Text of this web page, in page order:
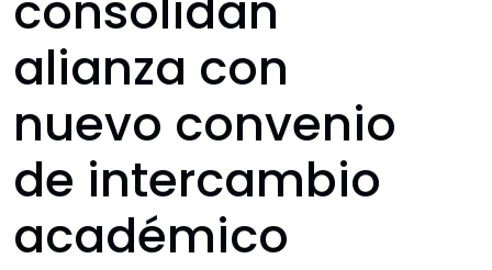
alianza con
nuevo convenio
de intercambio
académico